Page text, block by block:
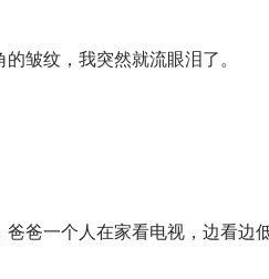
皱纹，我突然就流眼泪了。
爸一个人在家看电视，边看边